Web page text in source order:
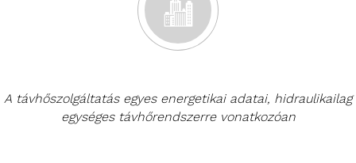
A távhőszolgáltatás egyes energetikai adatai, hidraulikailag
egységes távhőrendszerre vonatkozóan